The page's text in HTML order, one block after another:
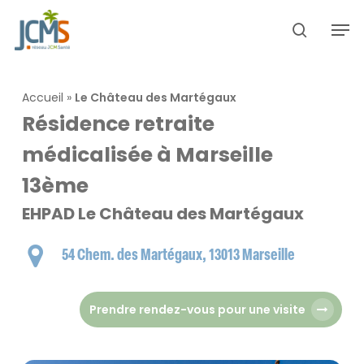
main
search
Accueil » Le Château des Martégaux
Résidence retraite
médicalisée à Marseille
13ème
EHPAD Le Château des Martégaux
54 Chem. des Martégaux, 13013 Marseille
Prendre rendez-vous pour une visite